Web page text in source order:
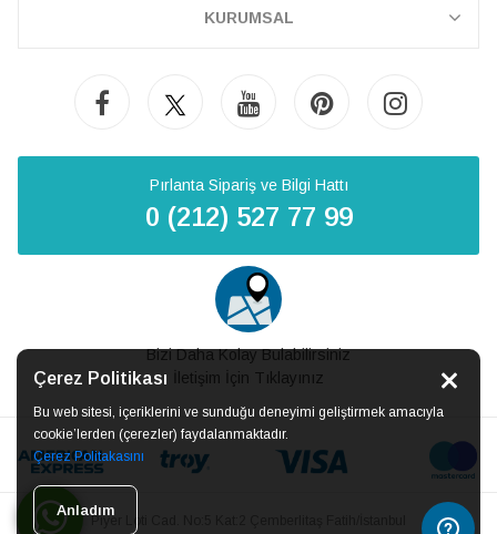
Çerez Politikası
Bu web sitesi, içeriklerini ve sunduğu deneyimi geliştirmek amacıyla
cookie’lerden (çerezler) faydalanmaktadır.
Çerez Politakasını
Anladım
KURUMSAL
Pırlanta Sipariş ve Bilgi Hattı
0 (212) 527 77 99
Bizi Daha Kolay Bulabilirsiniz
İletişim İçin Tıklayınız